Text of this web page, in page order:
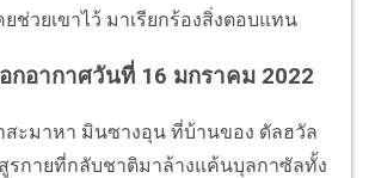
ช่วยเขาไว้ มาเรียกร้องสิ่งตอบแทน
กอากาศวันที่ 16 มกราคม 2022
ะมาหา มินซางอุน ที่บ้านของ ดัลฮวัล
รกายที่กลับชาติมาล้างแค้นบุลกาซัลทั้ง